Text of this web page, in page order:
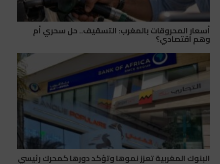
أسعار المحروقات بالمغرب: التسقيف.. حل سحري أم
وهم اقتصادي؟
البنوك المغربية تعزز نموها وتؤكد دورها كمحرك رئيسي